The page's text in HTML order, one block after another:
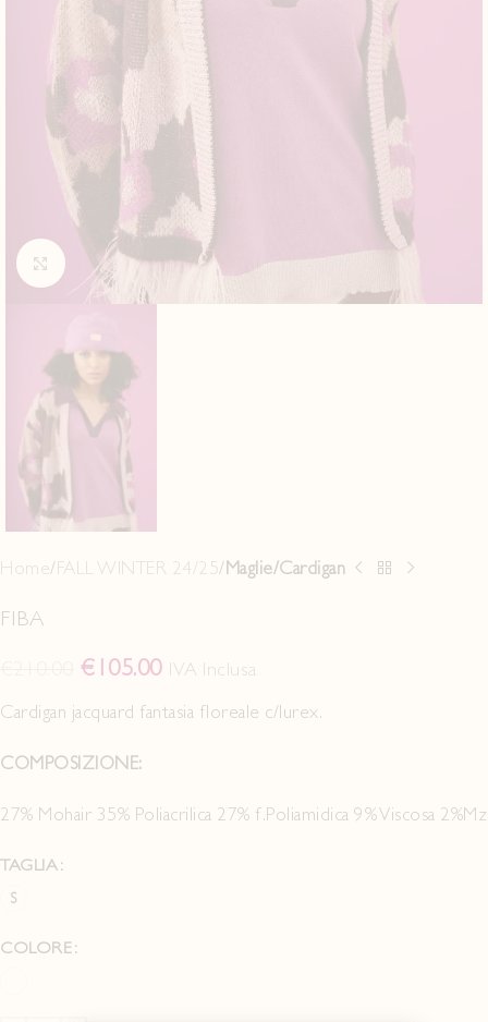
Click to enlarge
Home FALL WINTER 24/25 Maglie/Cardigan
FIBA
€ 105.00 IVA Inclusa
Cardigan jacquard fantasia floreale c/lurex.
COMPOSIZIONE:
27% Mohair 35% Poliacrilica 27% f.Poliamidica 9% Viscosa 2%Mz
TAGLIA
S
COLORE